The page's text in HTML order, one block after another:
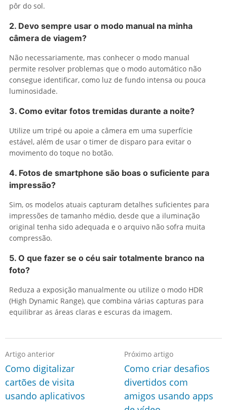
pôr do sol.
2. Devo sempre usar o modo manual na minha
câmera de viagem?
Não necessariamente, mas conhecer o modo manual
permite resolver problemas que o modo automático não
consegue identificar, como luz de fundo intensa ou pouca
luminosidade.
3. Como evitar fotos tremidas durante a noite?
Utilize um tripé ou apoie a câmera em uma superfície
estável, além de usar o timer de disparo para evitar o
movimento do toque no botão.
4. Fotos de smartphone são boas o suficiente para
impressão?
Sim, os modelos atuais capturam detalhes suficientes para
impressões de tamanho médio, desde que a iluminação
original tenha sido adequada e o arquivo não sofra muita
compressão.
5. O que fazer se o céu sair totalmente branco na
foto?
Reduza a exposição manualmente ou utilize o modo HDR
(High Dynamic Range), que combina várias capturas para
equilibrar as áreas claras e escuras da imagem.
Artigo anterior
Como digitalizar
cartões de visita
usando aplicativos
Próximo artigo
Como criar desafios
divertidos com
amigos usando apps